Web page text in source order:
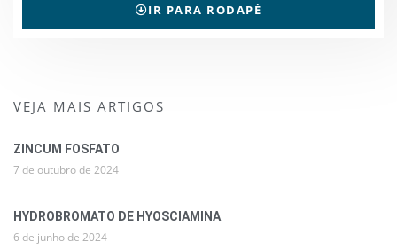
IR PARA RODAPÉ
VEJA MAIS ARTIGOS
ZINCUM FOSFATO
7 de outubro de 2024
HYDROBROMATO DE HYOSCIAMINA
6 de junho de 2024